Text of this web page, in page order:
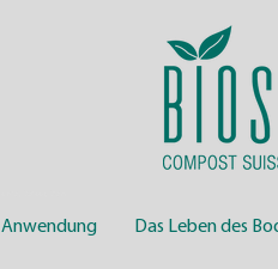
Anwendung Das Leben des